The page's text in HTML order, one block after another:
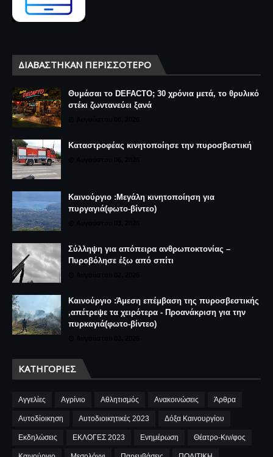
ΔΙΑΒΆΣΤΗΚΑΝ ΠΕΡΙΣΣΌΤΕΡΟ
Θυμάσαι το DEFACTO; 30 χρόνια μετά, το θρυλικό
στέκι ζωντανεύει ξανά
Καταστροφέας κινητοποίησε την πυροσβεστική
Καινούργιο :Μεγάλη κινητοποίηση για
πυργαγιά(φωτο-βίντεο)
Σύλληψη για απόπειρα ανθρωποκτονίας –
Πυροβόλησε έξω από σπίτι
Καινούργιο :Άμεση επέμβαση της πυροσβεστικής
,απέτρεψε τα χειρότερα - Προανάκριση για την
πυρκαγιά(φωτο-βίντεο)
ΚΑΤΗΓΟΡΊΕΣ
Αγγελίες Αγρίνιο Αθλητισμός Ανακοινώσεις Άρθρα
Αυτοδίοικηση Αυτοδιοικητικές 2023 Δόξα Καινουργίου
Εκδηλώσεις ΕΚΛΟΓΕΣ 2023 Ενημέρωση Θέατρο-Κιν/φος